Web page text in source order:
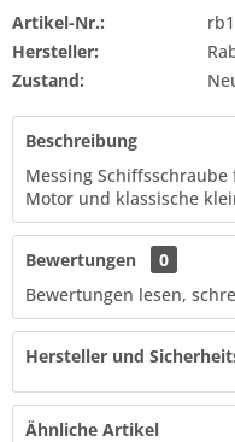
Artikel-Nr.:
Hersteller:
Zustand:
Beschreibung
Messing
Motor und klassische
Bewertungen
0
Bewertungen lesen,
Hersteller und
Ähnliche Artikel